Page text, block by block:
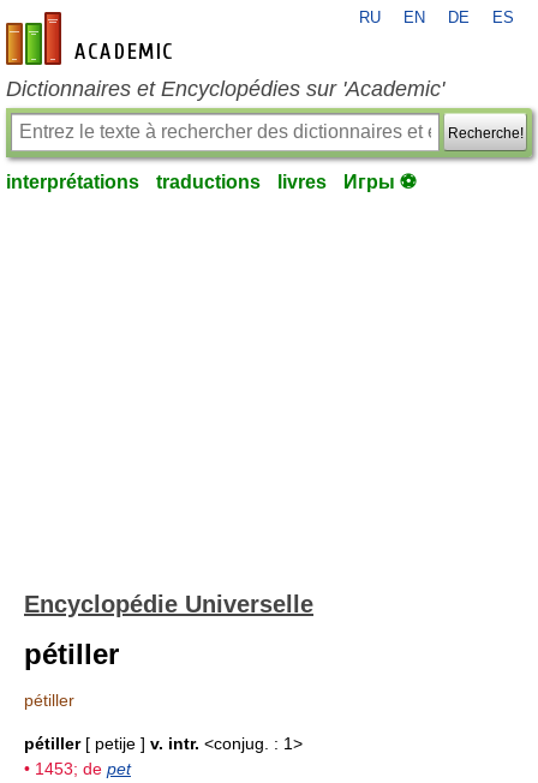
fr-academic.com
RU EN DE ES
Dictionnaires et Encyclopédies sur 'Academic'
Recherche!
interprétations traductions livres Игры ⚽
Encyclopédie Universelle
pétiller
pétiller
pétiller[ petije ] v. intr. <conjug. : 1>
• 1453; de pet